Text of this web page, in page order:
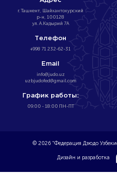
г. Ташкент, Шайхантохурский
р-н, 100128
ул. А.Кадырий 7А
Телефон
+998 71 232-62-31
Email
info@judo.uz
uzbjudofed@gmail.com
График работы:
09:00 - 18:00 ПН-ПТ
© 2026 “Федерация Дзюдо
Дизайн и разработка